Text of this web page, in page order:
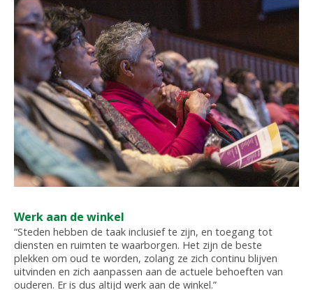
Werk aan de winkel
“Steden hebben de taak inclusief te zijn, en toegang tot
diensten en ruimten te waarborgen. Het zijn de beste
plekken om oud te worden, zolang ze zich continu blijven
uitvinden en zich aanpassen aan de actuele behoeften van
ouderen. Er is dus altijd werk aan de winkel.”